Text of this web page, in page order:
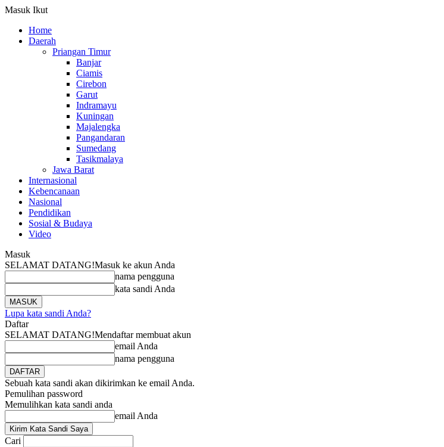
Masuk Ikut
Home
Daerah
Priangan Timur
Banjar
Ciamis
Cirebon
Garut
Indramayu
Kuningan
Majalengka
Pangandaran
Sumedang
Tasikmalaya
Jawa Barat
Internasional
Kebencanaan
Nasional
Pendidikan
Sosial & Budaya
Video
Masuk
SELAMAT DATANG!Masuk ke akun Anda
nama pengguna
kata sandi Anda
Lupa kata sandi Anda?
Daftar
SELAMAT DATANG!Mendaftar membuat akun
email Anda
nama pengguna
Sebuah kata sandi akan dikirimkan ke email Anda.
Pemulihan password
Memulihkan kata sandi anda
email Anda
Cari